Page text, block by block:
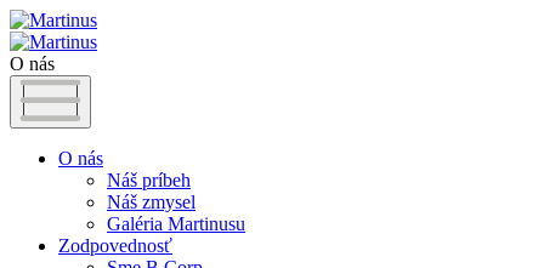
O nás
O nás
Náš príbeh
Náš zmysel
Galéria Martinusu
Zodpovednosť